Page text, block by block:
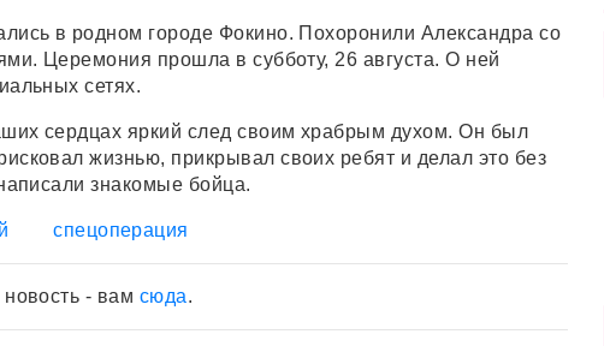
в родном городе Фокино. Похоронили Александра со
Церемония прошла в субботу, 26 августа. О ней
сетях.
сердцах яркий след своим храбрым духом. Он был
жизнью, прикрывал своих ребят и делал это без
знакомые бойца.
спецоперация
- вам сюда.